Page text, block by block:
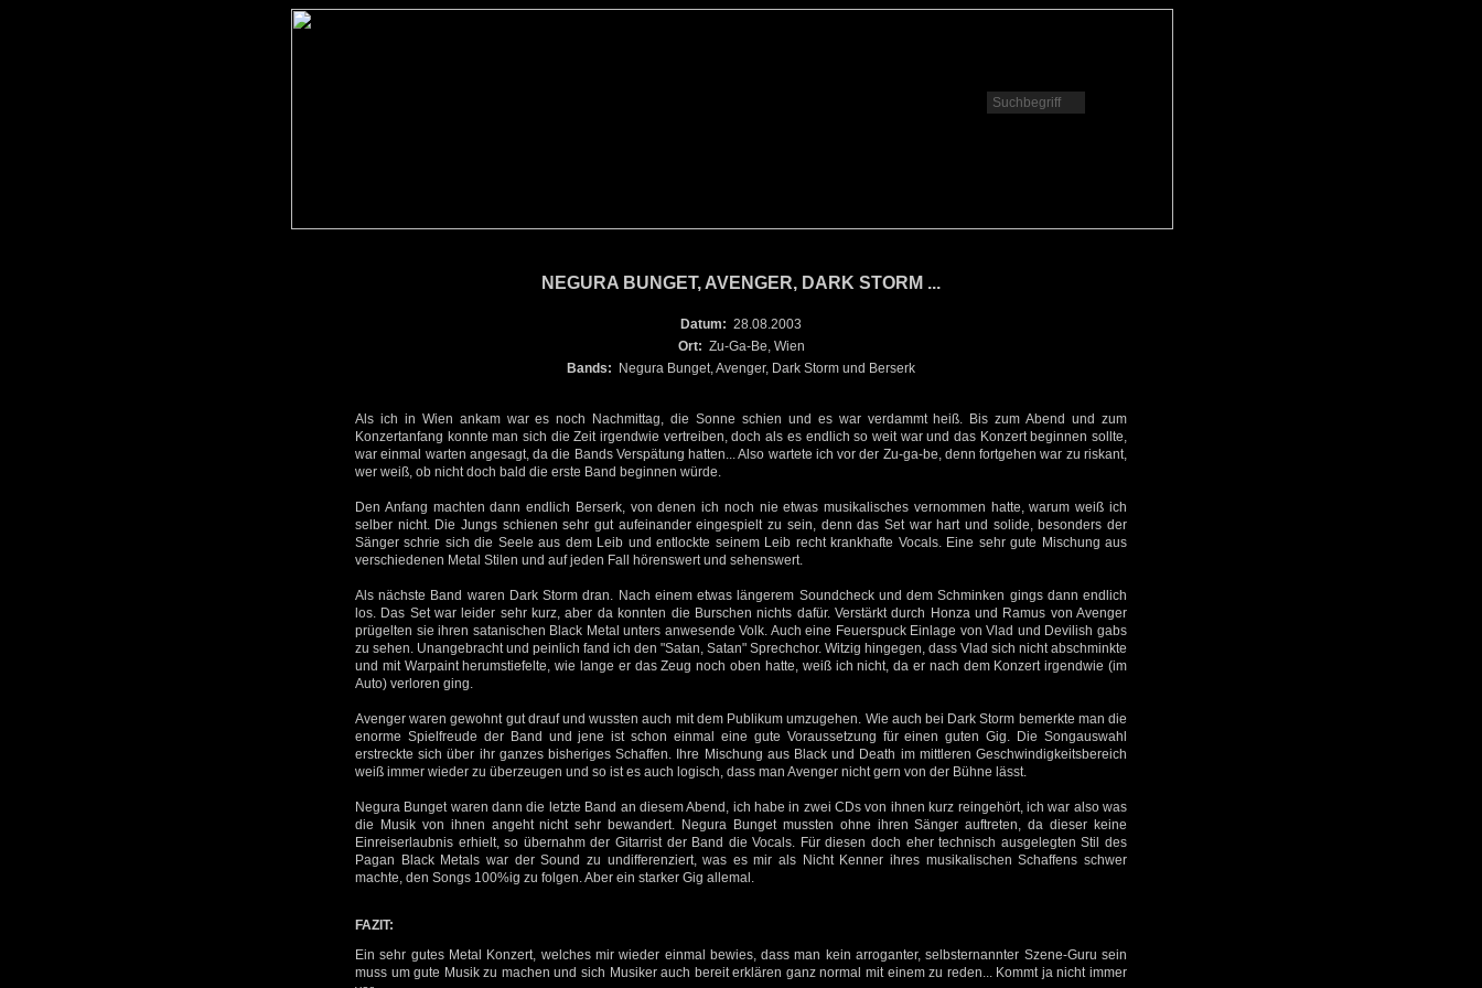
NEGURA BUNGET, AVENGER, DARK STORM ...
Datum: 28.08.2003
Ort: Zu-Ga-Be, Wien
Bands:
Negura Bunget, Avenger, Dark Storm und Berserk
Als ich in Wien ankam war es noch Nachmittag, die Sonne schien und es war verdammt heiß. Bis zum Abend und zum
Konzertanfang konnte man sich die Zeit irgendwie vertreiben, doch als es endlich so weit war und das Konzert beginnen sollte,
war einmal warten angesagt, da die Bands Verspätung hatten... Also wartete ich vor der Zu-ga-be, denn fortgehen war zu riskant,
wer weiß, ob nicht doch bald die erste Band beginnen würde.
Den Anfang machten dann endlich Berserk, von denen ich noch nie etwas musikalisches vernommen hatte, warum weiß ich
selber nicht. Die Jungs schienen sehr gut aufeinander eingespielt zu sein, denn das Set war hart und solide, besonders der
Sänger schrie sich die Seele aus dem Leib und entlockte seinem Leib recht krankhafte Vocals. Eine sehr gute Mischung aus
verschiedenen Metal Stilen und auf jeden Fall hörenswert und sehenswert.
Als nächste Band waren Dark Storm dran. Nach einem etwas längerem Soundcheck und dem Schminken gings dann endlich
los. Das Set war leider sehr kurz, aber da konnten die Burschen nichts dafür. Verstärkt durch Honza und Ramus von Avenger
prügelten sie ihren satanischen Black Metal unters anwesende Volk. Auch eine Feuerspuck Einlage von Vlad und Devilish gabs
zu sehen. Unangebracht und peinlich fand ich den "Satan, Satan" Sprechchor. Witzig hingegen, dass Vlad sich nicht abschminkte
und mit Warpaint herumstiefelte, wie lange er das Zeug noch oben hatte, weiß ich nicht, da er nach dem Konzert irgendwie (im
Auto) verloren ging.
Avenger waren gewohnt gut drauf und wussten auch mit dem Publikum umzugehen. Wie auch bei Dark Storm bemerkte man die
enorme Spielfreude der Band und jene ist schon einmal eine gute Voraussetzung für einen guten Gig. Die Songauswahl
erstreckte sich über ihr ganzes bisheriges Schaffen. Ihre Mischung aus Black und Death im mittleren Geschwindigkeitsbereich
weiß immer wieder zu überzeugen und so ist es auch logisch, dass man Avenger nicht gern von der Bühne lässt.
Negura Bunget waren dann die letzte Band an diesem Abend, ich habe in zwei CDs von ihnen kurz reingehört, ich war also was
die Musik von ihnen angeht nicht sehr bewandert. Negura Bunget mussten ohne ihren Sänger auftreten, da dieser keine
Einreiserlaubnis erhielt, so übernahm der Gitarrist der Band die Vocals. Für diesen doch eher technisch ausgelegten Stil des
Pagan Black Metals war der Sound zu undifferenziert, was es mir als Nicht Kenner ihres musikalischen Schaffens schwer
machte, den Songs 100%ig zu folgen. Aber ein starker Gig allemal.
FAZIT:
Ein sehr gutes Metal Konzert, welches mir wieder einmal bewies, dass man kein arroganter, selbsternannter Szene-Guru sein
muss um gute Musik zu machen und sich Musiker auch bereit erklären ganz normal mit einem zu reden... Kommt ja nicht immer